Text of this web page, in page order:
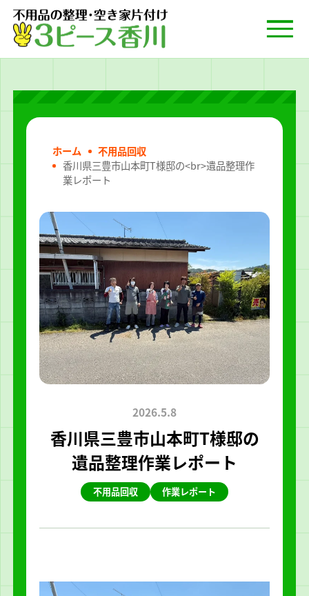
ホーム
不用品回収
香川県三豊市山本町T様邸の<br>遺品整理作
業レポート
2026.5.8
香川県三豊市山本町T様邸の
遺品整理作業レポート
不用品回収 作業レポート